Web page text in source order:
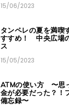
15/06/2023
タンペレの夏を満喫
すすめ！ 中央広場
ス
15/05/2023
ATMの使い方 〜思
金が必要だった？！
備忘録〜